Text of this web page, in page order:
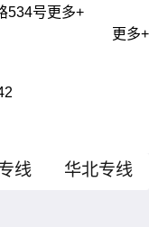
534号更多+
更多+
线 华北专线